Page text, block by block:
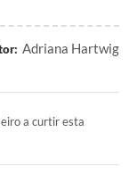
Adriana Hartwig
a curtir esta